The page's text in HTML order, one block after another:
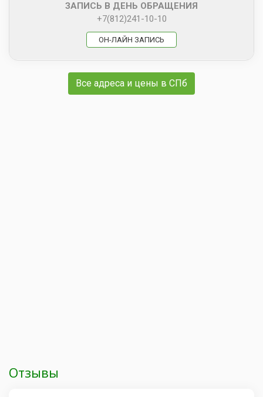
ЗАПИСЬ В ДЕНЬ ОБРАЩЕНИЯ
+7(812)241-10-10
ОН-ЛАЙН ЗАПИСЬ
Все адреса и цены в СПб
Отзывы